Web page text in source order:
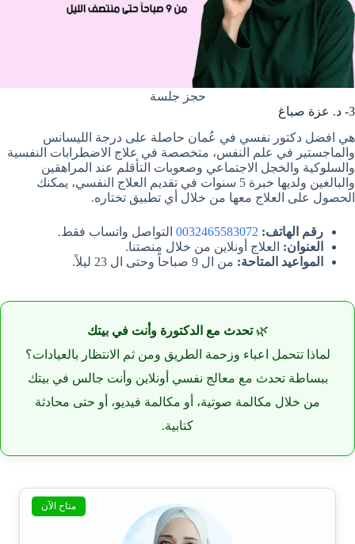
حجز جلسة
3- د. عزة صباغ
هي افضل دكتور نفسي في عُمان حاصلة على درجة الليسانس
والماجستير في علم النفس، متخصصة في علاج الاضطرابات النفسية
والسلوكية والخجل الاجتماعي وصعوبات التأقلم عند المراهقين
والبالغين ولديها خبرة 5 سنوات في تقديم العلاج النفسي، يمكنك
الحصول على العلاج معها من خلال أي تطبيق تختاره.
رقم الهاتف: 0032465583072 التواصل واتساب فقط.
العنوان: العلاج أونلاين من خلال منصتنا.
المواعيد المتاحة: من ال 9 صباحاً وحتى ال 23 ليلاً.
🌿تحدث مع الدكتورة وأنت في بيتك
لماذا تتحمل اعباء وزحمة الطريق ومن ثم الانتظار بالعيادات؟
ببساطة تحدث مع معالج نفسي أونلاين وأنت جالس في بيتك
من خلال مكالمة صوتية، أو مكالمة فيديو، أو حتى محادثة
كتابية.
متاح الآن